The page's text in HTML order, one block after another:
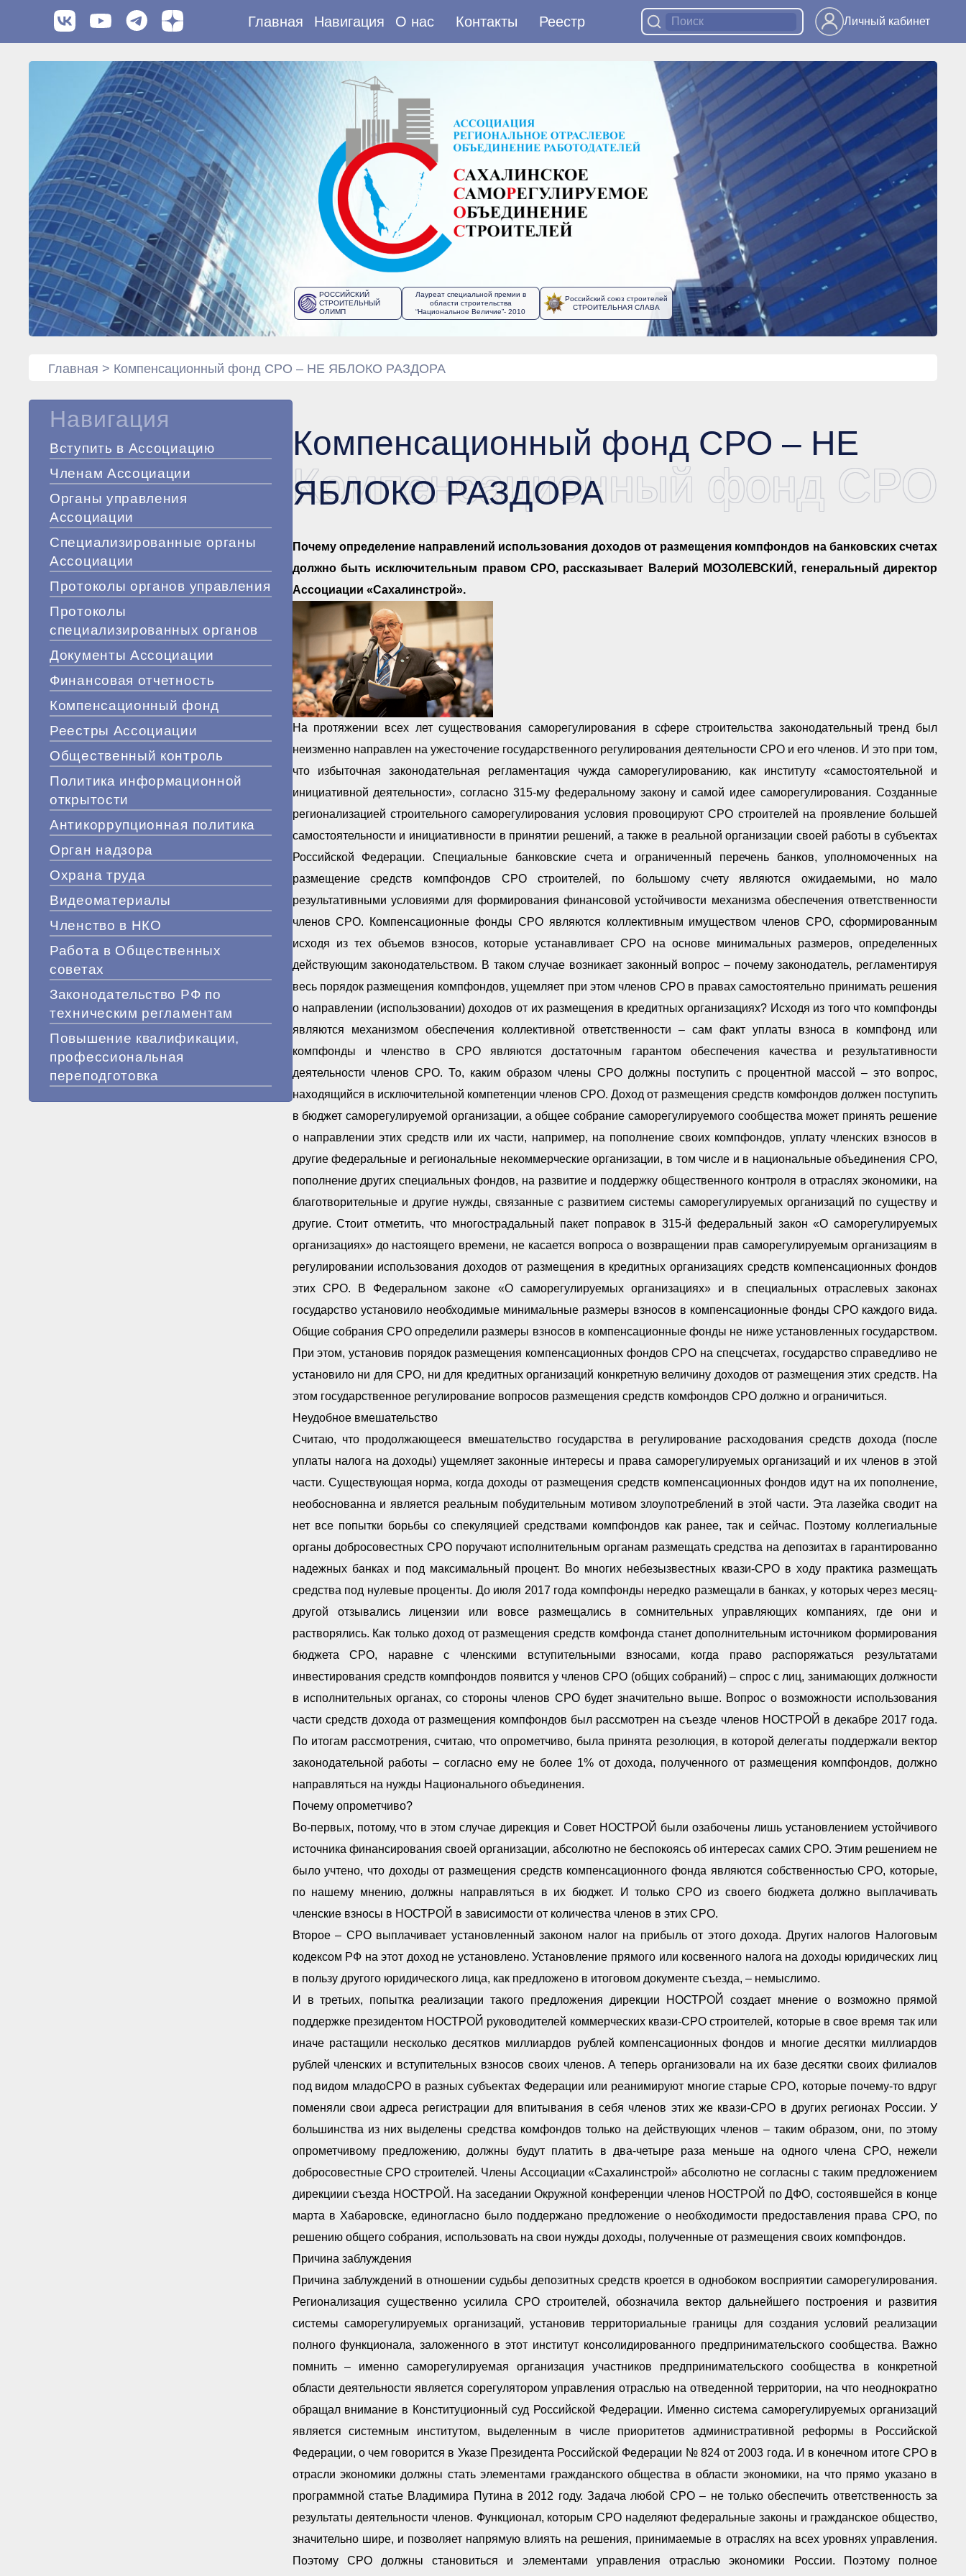
Главная Навигация О нас Контакты Реестр Личный кабинет
РОССИЙСКИЙ
СТРОИТЕЛЬНЫЙ
ОЛИМП
Лауреат специальной премии в
области строительства
“Национальное Величие”- 2010
Российский союз строителей
СТРОИТЕЛЬНАЯ СЛАВА
Главная > Компенсационный фонд СРО – НЕ ЯБЛОКО РАЗДОРА
Навигация
Вступить в Ассоциацию
Членам Ассоциации
Органы управления
Ассоциации
Специализированные органы
Ассоциации
Протоколы органов управления
Протоколы
специализированных органов
Документы Ассоциации
Финансовая отчетность
Компенсационный фонд
Реестры Ассоциации
Общественный контроль
Политика информационной
открытости
Антикоррупционная политика
Орган надзора
Охрана труда
Видеоматериалы
Членство в НКО
Работа в Общественных
советах
Законодательство РФ по
техническим регламентам
Повышение квалификации,
профессиональная
переподготовка
Компенсационный фонд СРО – НЕ
ЯБЛОКО РАЗДОРА
Компенсационный фонд
Почему определение направлений использования доходов от размещения компфондов на банковских счетах
должно быть исключительным правом СРО, рассказывает Валерий МОЗОЛЕВСКИЙ, генеральный директор
Ассоциации «Сахалинстрой».
На протяжении всех лет существования саморегулирования в сфере строительства законодательный тренд был
неизменно направлен на ужесточение государственного регулирования деятельности СРО и его членов. И это при том,
что избыточная законодательная регламентация чужда саморегулированию, как институту «самостоятельной и
инициативной деятельности», согласно 315-му федеральному закону и самой идее саморегулирования. Созданные
регионализацией строительного саморегулирования условия провоцируют СРО строителей на проявление большей
самостоятельности и инициативности в принятии решений, а также в реальной организации своей работы в субъектах
Российской Федерации. Специальные банковские счета и ограниченный перечень банков, уполномоченных на
размещение средств компфондов СРО строителей, по большому счету являются ожидаемыми, но мало
результативными условиями для формирования финансовой устойчивости механизма обеспечения ответственности
членов СРО. Компенсационные фонды СРО являются коллективным имуществом членов СРО, сформированным
исходя из тех объемов взносов, которые устанавливает СРО на основе минимальных размеров, определенных
действующим законодательством. В таком случае возникает законный вопрос – почему законодатель, регламентируя
весь порядок размещения компфондов, ущемляет при этом членов СРО в правах самостоятельно принимать решения
о направлении (использовании) доходов от их размещения в кредитных организациях? Исходя из того что компфонды
являются механизмом обеспечения коллективной ответственности – сам факт уплаты взноса в компфонд или
компфонды и членство в СРО являются достаточным гарантом обеспечения качества и результативности
деятельности членов СРО. То, каким образом члены СРО должны поступить с процентной массой – это вопрос,
находящийся в исключительной компетенции членов СРО. Доход от размещения средств комфондов должен поступить
в бюджет саморегулируемой организации, а общее собрание саморегулируемого сообщества может принять решение
о направлении этих средств или их части, например, на пополнение своих компфондов, уплату членских взносов в
другие федеральные и региональные некоммерческие организации, в том числе и в национальные объединения СРО,
пополнение других специальных фондов, на развитие и поддержку общественного контроля в отраслях экономики, на
благотворительные и другие нужды, связанные с развитием системы саморегулируемых организаций по существу и
другие. Стоит отметить, что многострадальный пакет поправок в 315-й федеральный закон «О саморегулируемых
организациях» до настоящего времени, не касается вопроса о возвращении прав саморегулируемым организациям в
регулировании использования доходов от размещения в кредитных организациях средств компенсационных фондов
этих СРО. В Федеральном законе «О саморегулируемых организациях» и в специальных отраслевых законах
государство установило необходимые минимальные размеры взносов в компенсационные фонды СРО каждого вида.
Общие собрания СРО определили размеры взносов в компенсационные фонды не ниже установленных государством.
При этом, установив порядок размещения компенсационных фондов СРО на спецсчетах, государство справедливо не
установило ни для СРО, ни для кредитных организаций конкретную величину доходов от размещения этих средств. На
этом государственное регулирование вопросов размещения средств комфондов СРО должно и ограничиться.
Неудобное вмешательство
Считаю, что продолжающееся вмешательство государства в регулирование расходования средств дохода (после
уплаты налога на доходы) ущемляет законные интересы и права саморегулируемых организаций и их членов в этой
части. Существующая норма, когда доходы от размещения средств компенсационных фондов идут на их пополнение,
необоснованна и является реальным побудительным мотивом злоупотреблений в этой части. Эта лазейка сводит на
нет все попытки борьбы со спекуляцией средствами компфондов как ранее, так и сейчас. Поэтому коллегиальные
органы добросовестных СРО поручают исполнительным органам размещать средства на депозитах в гарантированно
надежных банках и под максимальный процент. Во многих небезызвестных квази-СРО в ходу практика размещать
средства под нулевые проценты. До июля 2017 года компфонды нередко размещали в банках, у которых через месяц-
другой отзывались лицензии или вовсе размещались в сомнительных управляющих компаниях, где они и
растворялись. Как только доход от размещения средств комфонда станет дополнительным источником формирования
бюджета СРО, наравне с членскими вступительными взносами, когда право распоряжаться результатами
инвестирования средств компфондов появится у членов СРО (общих собраний) – спрос с лиц, занимающих должности
в исполнительных органах, со стороны членов СРО будет значительно выше. Вопрос о возможности использования
части средств дохода от размещения компфондов был рассмотрен на съезде членов НОСТРОЙ в декабре 2017 года.
По итогам рассмотрения, считаю, что опрометчиво, была принята резолюция, в которой делегаты поддержали вектор
законодательной работы – согласно ему не более 1% от дохода, полученного от размещения компфондов, должно
направляться на нужды Национального объединения.
Почему опрометчиво?
Во-первых, потому, что в этом случае дирекция и Совет НОСТРОЙ были озабочены лишь установлением устойчивого
источника финансирования своей организации, абсолютно не беспокоясь об интересах самих СРО. Этим решением не
было учтено, что доходы от размещения средств компенсационного фонда являются собственностью СРО, которые,
по нашему мнению, должны направляться в их бюджет. И только СРО из своего бюджета должно выплачивать
членские взносы в НОСТРОЙ в зависимости от количества членов в этих СРО.
Второе – СРО выплачивает установленный законом налог на прибыль от этого дохода. Других налогов Налоговым
кодексом РФ на этот доход не установлено. Установление прямого или косвенного налога на доходы юридических лиц
в пользу другого юридического лица, как предложено в итоговом документе съезда, – немыслимо.
И в третьих, попытка реализации такого предложения дирекции НОСТРОЙ создает мнение о возможно прямой
поддержке президентом НОСТРОЙ руководителей коммерческих квази-СРО строителей, которые в свое время так или
иначе растащили несколько десятков миллиардов рублей компенсационных фондов и многие десятки миллиардов
рублей членских и вступительных взносов своих членов. А теперь организовали на их базе десятки своих филиалов
под видом младоСРО в разных субъектах Федерации или реанимируют многие старые СРО, которые почему-то вдруг
поменяли свои адреса регистрации для впитывания в себя членов этих же квази-СРО в других регионах России. У
большинства из них выделены средства комфондов только на действующих членов – таким образом, они, по этому
опрометчивому предложению, должны будут платить в два-четыре раза меньше на одного члена СРО, нежели
добросовестные СРО строителей. Члены Ассоциации «Сахалинстрой» абсолютно не согласны с таким предложением
дирекциии съезда НОСТРОЙ. На заседании Окружной конференции членов НОСТРОЙ по ДФО, состоявшейся в конце
марта в Хабаровске, единогласно было поддержано предложение о необходимости предоставления права СРО, по
решению общего собрания, использовать на свои нужды доходы, полученные от размещения своих компфондов.
Причина заблуждения
Причина заблуждений в отношении судьбы депозитных средств кроется в однобоком восприятии саморегулирования.
Регионализация существенно усилила СРО строителей, обозначила вектор дальнейшего построения и развития
системы саморегулируемых организаций, установив территориальные границы для создания условий реализации
полного функционала, заложенного в этот институт консолидированного предпринимательского сообщества. Важно
помнить – именно саморегулируемая организация участников предпринимательского сообщества в конкретной
области деятельности является сорегулятором управления отраслью на отведенной территории, на что неоднократно
обращал внимание в Конституционный суд Российской Федерации. Именно система саморегулируемых организаций
является системным институтом, выделенным в числе приоритетов административной реформы в Российской
Федерации, о чем говорится в Указе Президента Российской Федерации № 824 от 2003 года. И в конечном итоге СРО в
отрасли экономики должны стать элементами гражданского общества в области экономики, на что прямо указано в
программной статье Владимира Путина в 2012 году. Задача любой СРО – не только обеспечить ответственность за
результаты деятельности членов. Функционал, которым СРО наделяют федеральные законы и гражданское общество,
значительно шире, и позволяет напрямую влиять на решения, принимаемые в отраслях на всех уровнях управления.
Поэтому СРО должны становиться и элементами управления отраслью экономики России. Поэтому полное